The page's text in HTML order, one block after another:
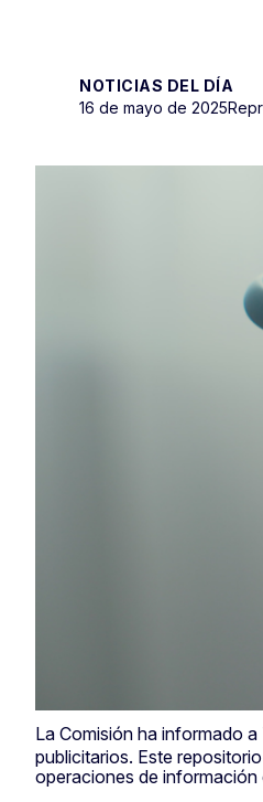
NOTICIAS DEL DÍA
16 de mayo de 2025
La Comisión ha informado
publicitarios. Este
operaciones de